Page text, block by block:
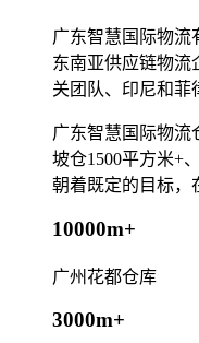
广东智慧国际物流
东南亚供应链物流
关团队、印尼和菲
广东智慧国际物流
坡仓1500平方米+
朝着既定的目标，
10000m+
广州花都仓库
3000m+